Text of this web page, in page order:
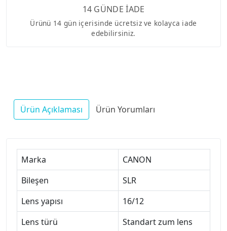
14 GÜNDE İADE
Ürünü 14 gün içerisinde ücretsiz ve kolayca iade
edebilirsiniz.
Ürün Açıklaması Ürün Yorumları
Marka
CANON
Bileşen
SLR
Lens yapısı
16/12
Lens türü
Standart zum lens